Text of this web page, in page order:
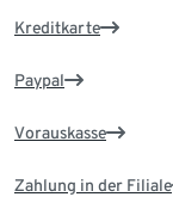
Kreditkarte
Paypal
Vorauskasse
Zahlung in der Filiale